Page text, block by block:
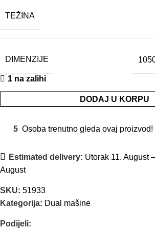
TEŽINA
DIMENZIJE
1 na zalihi
DODAJ U KORPU
5 Osoba trenutno gleda ovaj proizvod!
Estimated delivery: Utorak 11. August
August
SKU: 51933
Kategorija: Dual mašine
Podijeli: